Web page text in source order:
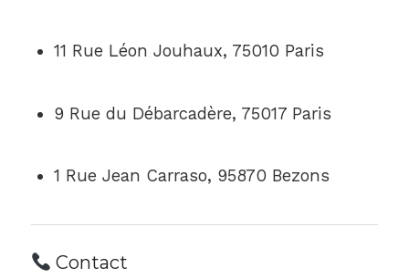
11 Rue Léon Jouhaux, 75010 Paris
9 Rue du Débarcadère, 75017 Paris
1 Rue Jean Carraso, 95870 Bezons
Contact